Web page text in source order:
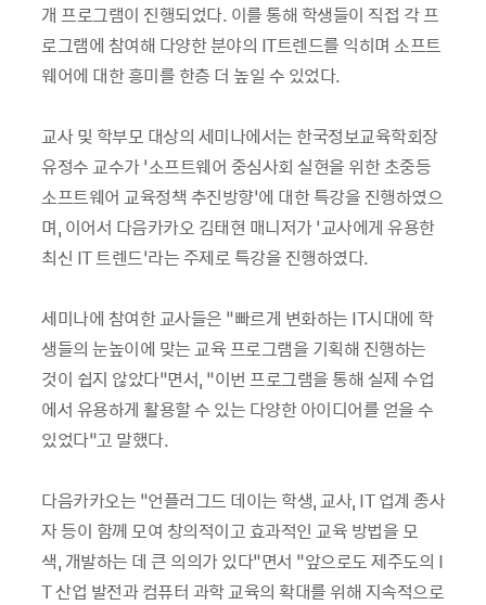
개 프로그램이 진행되었다. 이를 통해 학생들이 직접 각 프
로그램에 참여해 다양한 분야의 IT트렌드를 익히며 소프트
웨어에 대한 흥미를 한층 더 높일 수 있었다.
교사 및 학부모 대상의 세미나에서는 한국정보교육학회장
유정수 교수가‘소프트웨어 중심사회 실현을 위한 초중등
소프트웨어 교육정책 추진방향’에 대한 특강을 진행하였으
며, 이어서 다음카카오 김태현 매니저가‘교사에게 유용한
최신 IT 트렌드’라는 주제로 특강을 진행하였다.
세미나에 참여한 교사들은 “빠르게 변화하는 IT시대에 학
생들의 눈높이에 맞는 교육 프로그램을 기획해 진행하는
것이 쉽지 않았다”면서, “이번 프로그램을 통해 실제 수업
에서 유용하게 활용할 수 있는 다양한 아이디어를 얻을 수
있었다”고 말했다.
다음카카오는 “언플러그드 데이는 학생, 교사, IT 업계 종사
자 등이 함께 모여 창의적이고 효과적인 교육 방법을 모
색, 개발하는 데 큰 의의가 있다”면서 “앞으로도 제주도의 I
T 산업 발전과 컴퓨터 과학 교육의 확대를 위해 지속적으로